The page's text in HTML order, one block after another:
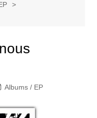
Albums / EP